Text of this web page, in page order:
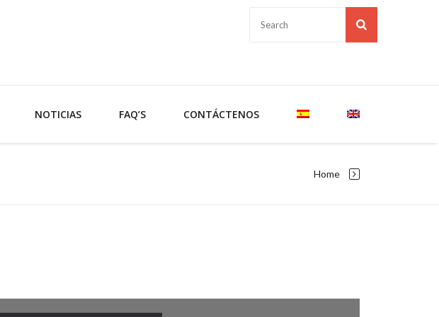
NOTICIAS FAQ’S CONTÁCTENOS
Home